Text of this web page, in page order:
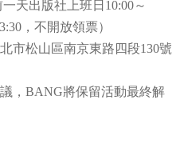
天出版社上班日10:00～
，不開放領票）
市松山區南京東路四段130號
，BANG將保留活動最終解